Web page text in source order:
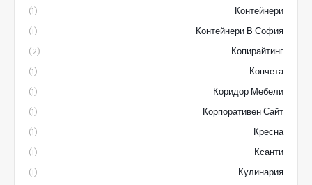
Контейнери
(1)
Контейнери В София
(1)
Копирайтинг
(2)
Копчета
(1)
Коридор Мебели
(1)
Корпоративен Сайт
(1)
Кресна
(1)
Ксанти
(1)
Кулинария
(1)